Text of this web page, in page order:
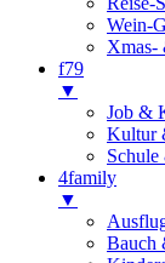
Wein-
Xmas-
f79
▼
Job &
Kultur
4family
▼
Bauch